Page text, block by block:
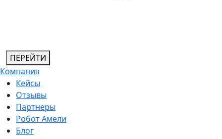
ПЕРЕЙТИ
Компания
Кейсы
Отзывы
Партнеры
Робот Амели
Блог